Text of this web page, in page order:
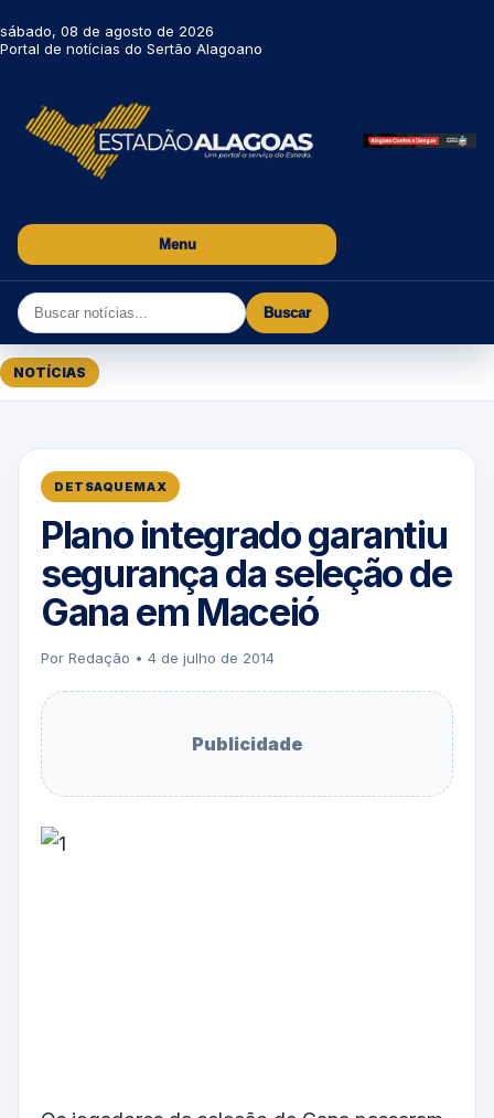
sábado, 08 de agosto de 2026
Portal de notícias do Sertão Alagoano
Menu
Buscar
NOTÍCIAS
DETSAQUEMAX
Plano integrado garantiu
segurança da seleção de
Gana em Maceió
Por Redação • 4 de julho de 2014
Publicidade